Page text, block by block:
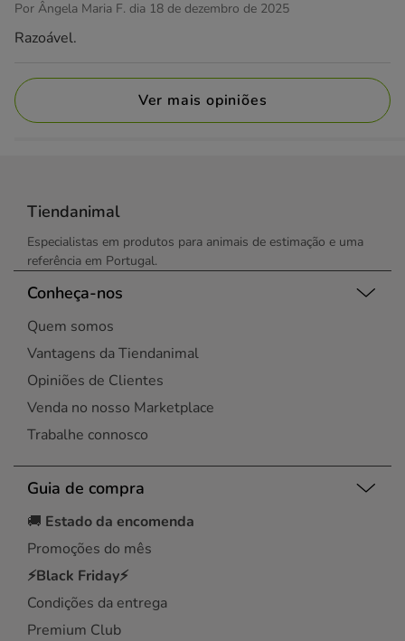
Por Ângela Maria F. dia 18 de dezembro de 2025
Razoável.
Ver mais opiniões
Tiendanimal
Especialistas em produtos para animais de estimação e uma
referência em Portugal.
Conheça-nos
Quem somos
Vantagens da Tiendanimal
Opiniões de Clientes
Venda no nosso Marketplace
Trabalhe connosco
Guia de compra
🚚 Estado da encomenda
Promoções do mês
⚡Black Friday⚡
Condições da entrega
Premium Club